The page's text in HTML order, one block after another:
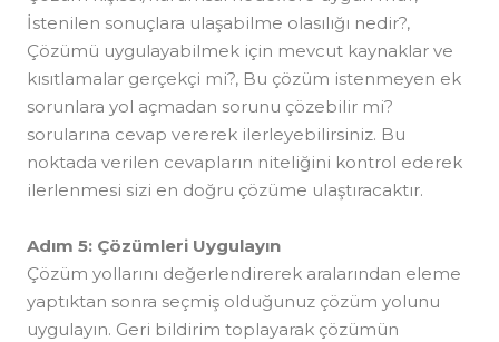
İstenilen sonuçlara ulaşabilme olasılığı nedir?,
Çözümü uygulayabilmek için mevcut kaynaklar ve
kısıtlamalar gerçekçi mi?, Bu çözüm istenmeyen ek
sorunlara yol açmadan sorunu çözebilir mi?
sorularına cevap vererek ilerleyebilirsiniz. Bu
noktada verilen cevapların niteliğini kontrol ederek
ilerlenmesi sizi en doğru çözüme ulaştıracaktır.
Adım 5: Çözümleri Uygulayın
Çözüm yollarını değerlendirerek aralarından eleme
yaptıktan sonra seçmiş olduğunuz çözüm yolunu
uygulayın. Geri bildirim toplayarak çözümün